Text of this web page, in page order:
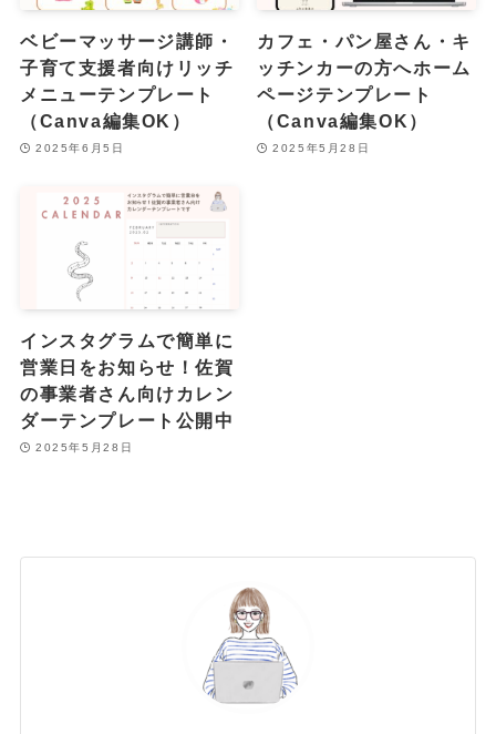
ベビーマッサージ講師・
子育て支援者向けリッチ
メニューテンプレート
（Canva編集OK）
2025年6月5日
カフェ・パン屋さん・キ
ッチンカーの方へホーム
ページテンプレート
（Canva編集OK）
2025年5月28日
インスタグラムで簡単に
営業日をお知らせ！佐賀
の事業者さん向けカレン
ダーテンプレート公開中
2025年5月28日